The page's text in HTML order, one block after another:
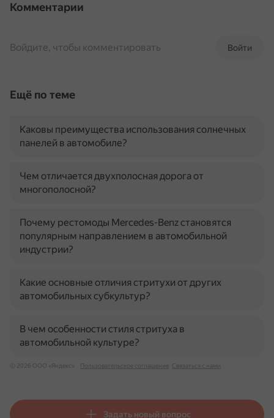
Комментарии
Войти
Войдите, чтобы комментировать
Ещё по теме
Каковы преимущества использования солнечных
панелей в автомобиле?
Чем отличается двухполосная дорога от
многополосной?
Почему рестомоды Mercedes-Benz становятся
популярным направлением в автомобильной
индустрии?
Какие основные отличия стритухи от других
автомобильных субкультур?
В чем особенности стиля стритуха в
автомобильной культуре?
© 2026 ООО «Яндекс» Пользовательское соглашение Связаться с нами
Задать новый вопрос